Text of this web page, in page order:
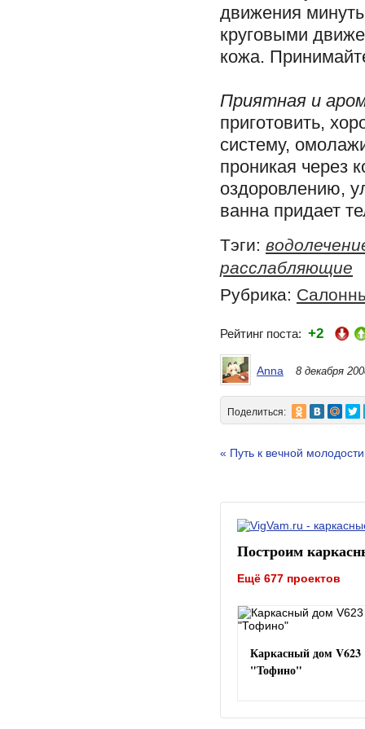
движения
круговыми
кожа.
Приятная и
приготовить,
систему,
проникая через
оздоровлению,
ванна придает
Тэги:
расслабляющие
Рубрика:
Рейтинг поста: +2
Anna 8 декабря
Поделиться:
« Путь к вечной
Построим
Ещё 677 проектов
Каркасный дом V623
"Тофино"